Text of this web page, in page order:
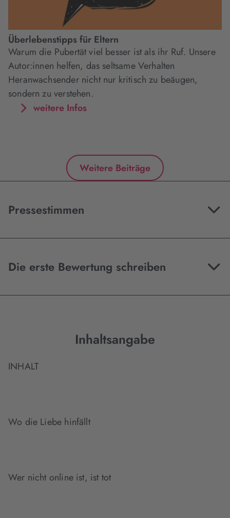
Überlebenstipps für Eltern
Warum die Pubertät viel besser ist als ihr Ruf. Unsere
Autor:innen helfen, das seltsame Verhalten
Heranwachsender nicht nur kritisch zu beäugen,
sondern zu verstehen.
weitere Infos
Weitere Beiträge
Pressestimmen
Die erste Bewertung schreiben
Inhaltsangabe
INHALT
Wo die Liebe hinfällt
Wer nicht online ist, ist tot